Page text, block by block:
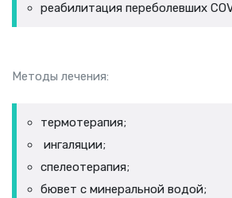
реабилитация переболевших
Методы лечения:
термотерапия;
ингаляции;
спелеотерапия;
бювет с минеральной водой;